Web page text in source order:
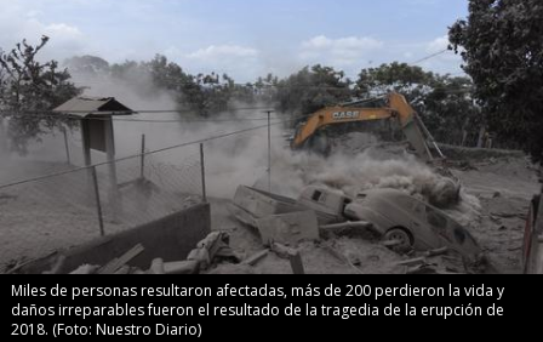
Miles de personas resultaron afectadas, más de 200 perdieron la vida y
daños irreparables fueron el resultado de la tragedia de la erupción de
2018. (Foto: Nuestro Diario)